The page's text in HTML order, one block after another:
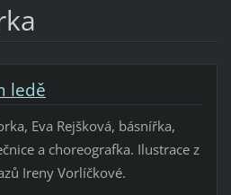
ledě
Eva Rejšková, básnířka,
a choreografka. Ilustrace z
Ireny Vorlíčkové.